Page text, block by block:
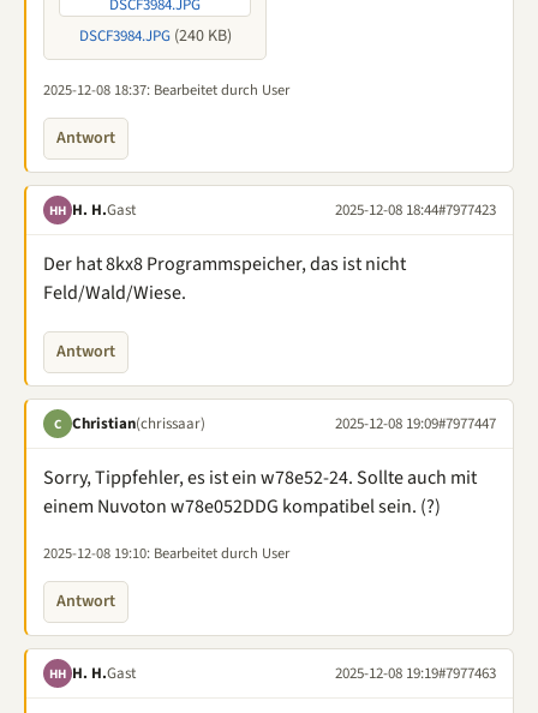
DSCF3984.JPG(240 KB)
2025-12-08 18:37: Bearbeitet durch User
Antwort
HH H. H.Gast 2025-12-08 18:44#7977423
Der hat 8kx8 Programmspeicher, das ist nicht
Feld/Wald/Wiese.
Antwort
C Christian(chrissaar) 2025-12-08 19:09#7977447
Sorry, Tippfehler, es ist ein w78e52-24. Sollte auch mit
einem Nuvoton w78e052DDG kompatibel sein. (?)
2025-12-08 19:10: Bearbeitet durch User
Antwort
HH H. H.Gast 2025-12-08 19:19#7977463